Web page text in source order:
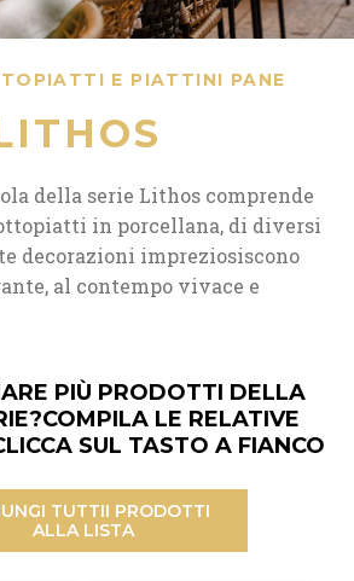
E PIATTINI PANE
della serie Lithos comprende
in porcellana, di diversi
decorazioni impreziosiscono
al contempo vivace e
PIÙ PRODOTTI DELLA
COMPILA LE RELATIVE
SUL TASTO A FIANCO
TUTTII PRODOTTI
ALLA LISTA